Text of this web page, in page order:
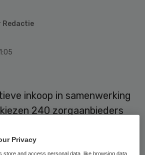
Redactie
inkoop in samenwerking
240 zorgaanbieders
Vanaf 2019 krijgen zij
Privacy
store and access personal data, like browsing data